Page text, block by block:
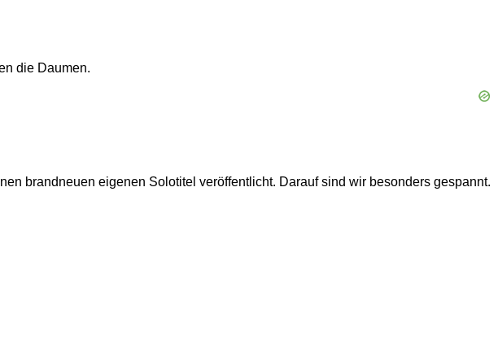
die Daumen.
brandneuen eigenen Solotitel veröffentlicht. Darauf sind wir besonders gespannt.